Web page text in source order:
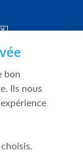
bon
Ils nous